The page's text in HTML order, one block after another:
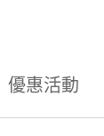
優惠活動